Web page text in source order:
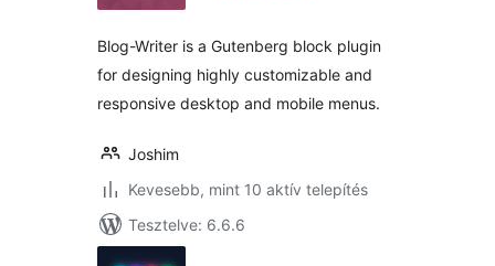
Blog-Writer is a Gutenberg block plugin
for designing highly customizable and
responsive desktop and mobile menus.
Joshim
Kevesebb, mint 10 aktív telepítés
Tesztelve: 6.6.6